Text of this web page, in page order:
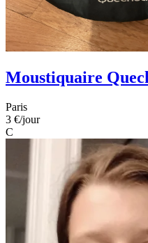
Moustiquaire
Paris
3 €/jour
C